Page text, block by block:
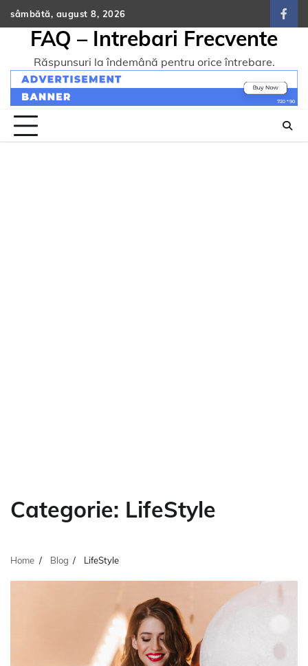
Skip
to
content
sâmbătă, august 8, 2026
FAQ – Intrebari Frecvente
Răspunsuri la îndemână pentru orice întrebare.
Categorie: LifeStyle
Home Blog LifeStyle